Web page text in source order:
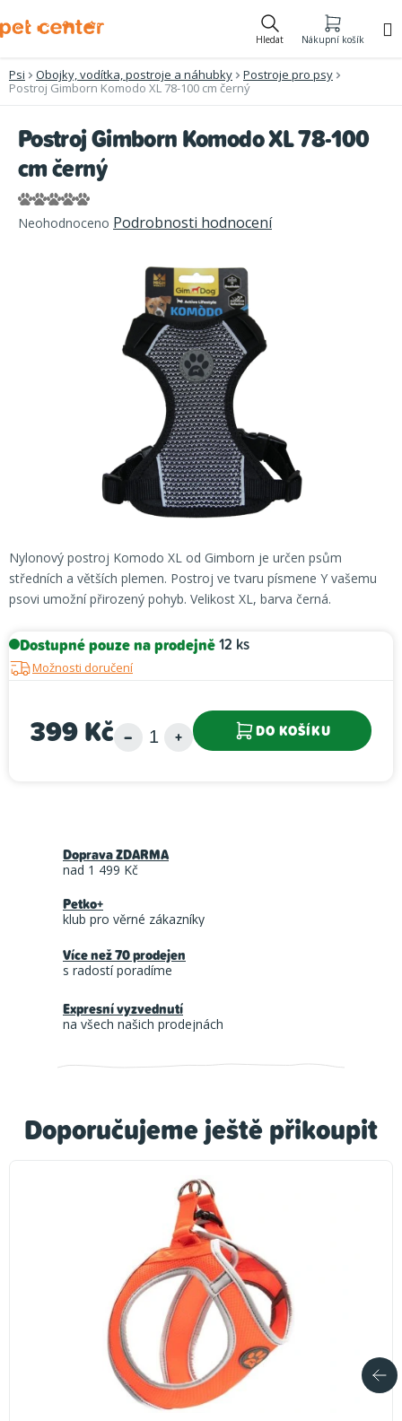
na
Hledat Nákupní košík
Psi Obojky, vodítka, postroje a náhubky
Postroje pro psy
Postroj Gimborn Komodo XL 78-100 cm černý
Nylonový postroj Komodo XL od Gimborn je určen psům
středních a větších plemen. Postroj ve tvaru písmene Y vašemu
psovi umožní přirozený pohyb. Velikost XL, barva černá.
Dostupné pouze na prodejně12 ks
Možnosti doručení
399 Kč DO KOŠÍKU
Postroj Gimborn Komodo XL 78-100
cm černý
Průměrné
hodnocení
Neohodnoceno Podrobnosti hodnocení
Doporučujeme ještě přikoupit
Doprava ZDARMA
nad 1 499 Kč
Petko+
klub pro věrné zákazníky
Více než 70 prodejen
s radostí poradíme
Expresní vyzvednutí
na všech našich prodejnách